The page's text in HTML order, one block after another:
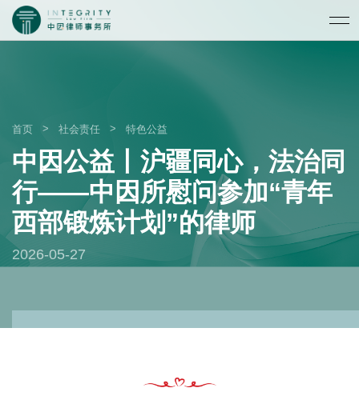
首页 > 社会责任 > 特色公益
中因公益丨沪疆同心，法治同
行——中因所慰问参加“青年
西部锻炼计划”的律师
2026-05-27